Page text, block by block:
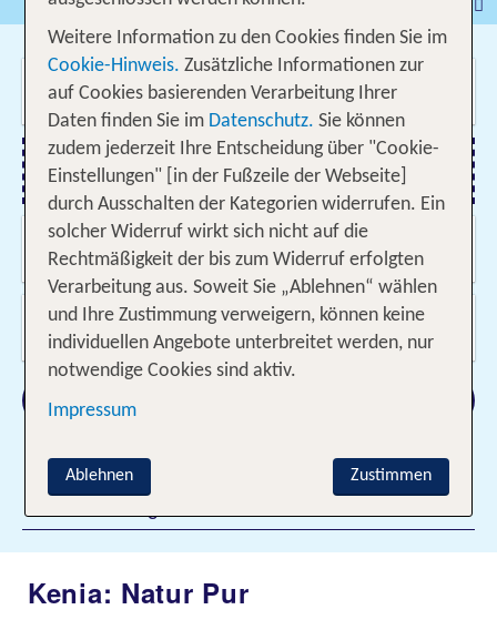
Städtereisen
% DEALS
Ferienhaus
Kreuzfahrten
Fahrzeuge Ausflüge
Wo soll es hin gehen?
Flug hinzufügen
Wann & wie lange?
11.08.2026 - 04.06.2027, Beliebig
Wer reist mit?
2 Erwachsene
Filter hinzufügen
Kenia: Natur Pur
Weitere Information zu den Cookies finden Sie im
Cookie-Hinweis. Zusätzliche Informationen zur
auf Cookies basierenden Verarbeitung Ihrer
Daten finden Sie im Datenschutz. Sie können
zudem jederzeit Ihre Entscheidung über "Cookie-
Einstellungen" [in der Fußzeile der Webseite]
durch Ausschalten der Kategorien widerrufen. Ein
solcher Widerruf wirkt sich nicht auf die
Rechtmäßigkeit der bis zum Widerruf erfolgten
Verarbeitung aus. Soweit Sie „Ablehnen“ wählen
und Ihre Zustimmung verweigern, können keine
individuellen Angebote unterbreitet werden, nur
notwendige Cookies sind aktiv.
Impressum
Zustimmen
Ablehnen